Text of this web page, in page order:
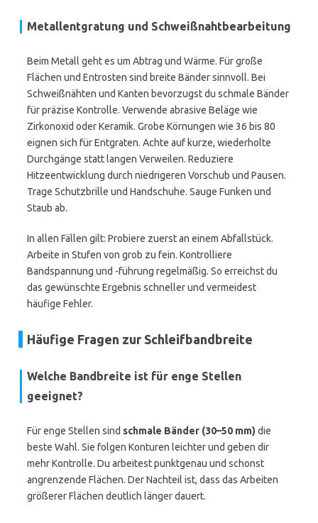
Metallentgratung und Schweißnahtbearbeitung
Beim Metall geht es um Abtrag und Wärme. Für große
Flächen und Entrosten sind breite Bänder sinnvoll. Bei
Schweißnähten und Kanten bevorzugst du schmale Bänder
für präzise Kontrolle. Verwende abrasive Beläge wie
Zirkonoxid oder Keramik. Grobe Körnungen wie 36 bis 80
eignen sich für Entgraten. Achte auf kurze, wiederholte
Durchgänge statt langen Verweilen. Reduziere
Hitzeentwicklung durch niedrigeren Vorschub und Pausen.
Trage Schutzbrille und Handschuhe. Sauge Funken und
Staub ab.
In allen Fällen gilt: Probiere zuerst an einem Abfallstück.
Arbeite in Stufen von grob zu fein. Kontrolliere
Bandspannung und -führung regelmäßig. So erreichst du
das gewünschte Ergebnis schneller und vermeidest
häufige Fehler.
Häufige Fragen zur Schleifbandbreite
Welche Bandbreite ist für enge Stellen
geeignet?
Für enge Stellen sind schmale Bänder (30–50 mm) die
beste Wahl. Sie folgen Konturen leichter und geben dir
mehr Kontrolle. Du arbeitest punktgenau und schonst
angrenzende Flächen. Der Nachteil ist, dass das Arbeiten
größerer Flächen deutlich länger dauert.